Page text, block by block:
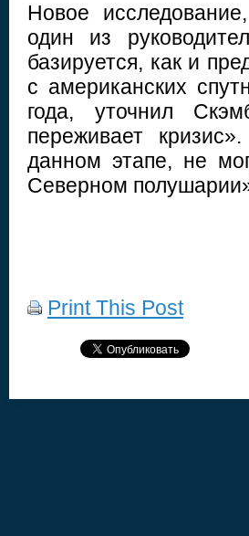
Новое
один из
базируется, как и
с американских
года, уточнил
переживает
данном этапе, не
Северном
Print This Post